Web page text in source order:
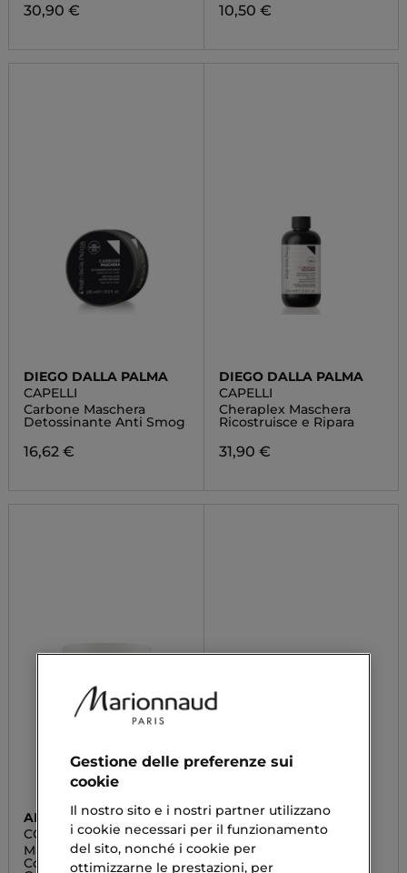
30,90 € 10,50 €
DIEGO DALLA PALMA
CAPELLI
Carbone Maschera
Detossinante Anti Smog
16,62 €
DIEGO DALLA PALMA
CAPELLI
Cheraplex Maschera
Ricostruisce e Ripara
31,90 €
ALAMA PROFESSIONAL
COLOR
Maschera Mantenimento
Colore per Capelli
PHYTO
PHYTORIPARAZIONE
Maschera Ultra
Riparazione
Gestione delle preferenze sui
cookie
Il nostro sito e i nostri partner utilizzano
i cookie necessari per il funzionamento
del sito, nonché i cookie per
ottimizzarne le prestazioni, per